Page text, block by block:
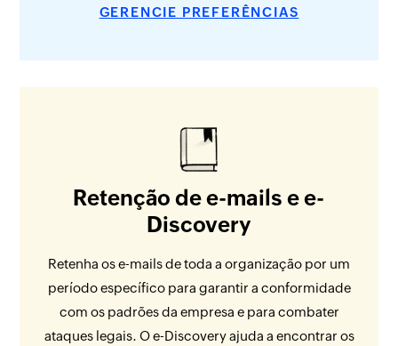
GERENCIE PREFERÊNCIAS
Retenção de e-mails e e-
Discovery
Retenha os e-mails de toda a organização por um
período específico para garantir a conformidade
com os padrões da empresa e para combater
ataques legais. O e-Discovery ajuda a encontrar os